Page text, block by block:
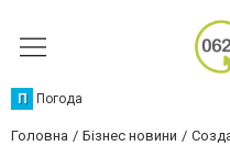
П Погода
Головна Бізнес новини